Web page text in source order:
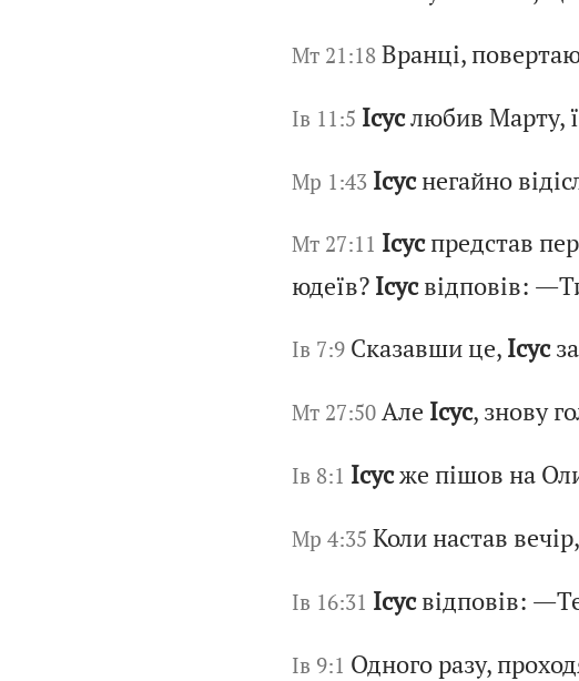
Мт 21:18 Вранці,
Ів 11:5 Ісуслюбив Марту,
Мр 1:43 Ісуснегайно
Мт 27:11 Ісуспредстав
юдеїв? Ісусвідповів:
Ів 7:9 Сказавши це, Ісус
Мт 27:50 Але Ісус, знову
Ів 8:1 Ісусже пішов на
Мр 4:35 Коли настав вечір,
Ів 16:31 Ісусвідповів:
Ів 9:1 Одного разу,